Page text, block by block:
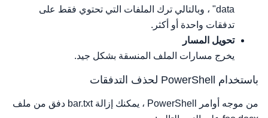
data" ، وبالتالي ترك الملفات التي تحتوي فقط على
تدفقات واحدة أو أكثر.
تحويل المسار
يخرج مسارات الملف المنسقة بشكل جيد.
باستخدام PowerShell لحذف التدفقات
من موجه أوامر PowerShell ، يمكنك إزالة bar.txt دفق من ملف